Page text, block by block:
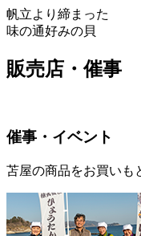
帆立より締まった
味の通好みの貝
販売店・催事
催事・イベント
苫屋の商品をお買いも